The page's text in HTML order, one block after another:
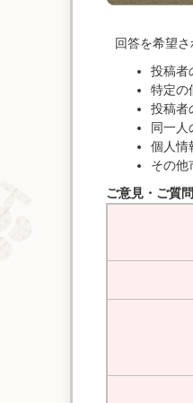
回答を希望
投稿者
特定の
投稿者
同一人
個人情
その他
ご意見・ご質